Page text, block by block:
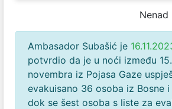
Nenad
Ambasador Subašić je
potvrdio da je u noći između
novembra iz Pojasa Gaze
evakuisano 36 osoba iz Bosne
dok se šest osoba s liste za